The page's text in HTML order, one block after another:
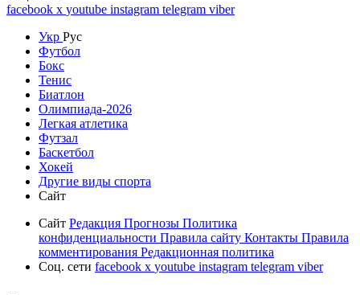
facebook x youtube instagram telegram viber
Укр Рус
Футбол
Бокс
Тенис
Биатлон
Олимпиада-2026
Легкая атлетика
Футзал
Баскетбол
Хокей
Другие виды спорта
Сайт
Сайт Редакция Прогнозы Политика
конфиденциальности Правила сайту Контакты Правила
комментирования Редакционная политика
Соц. сети facebook x youtube instagram telegram viber